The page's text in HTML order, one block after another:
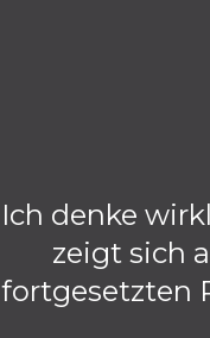
Ich denke
zeigt sich
fortgesetzten